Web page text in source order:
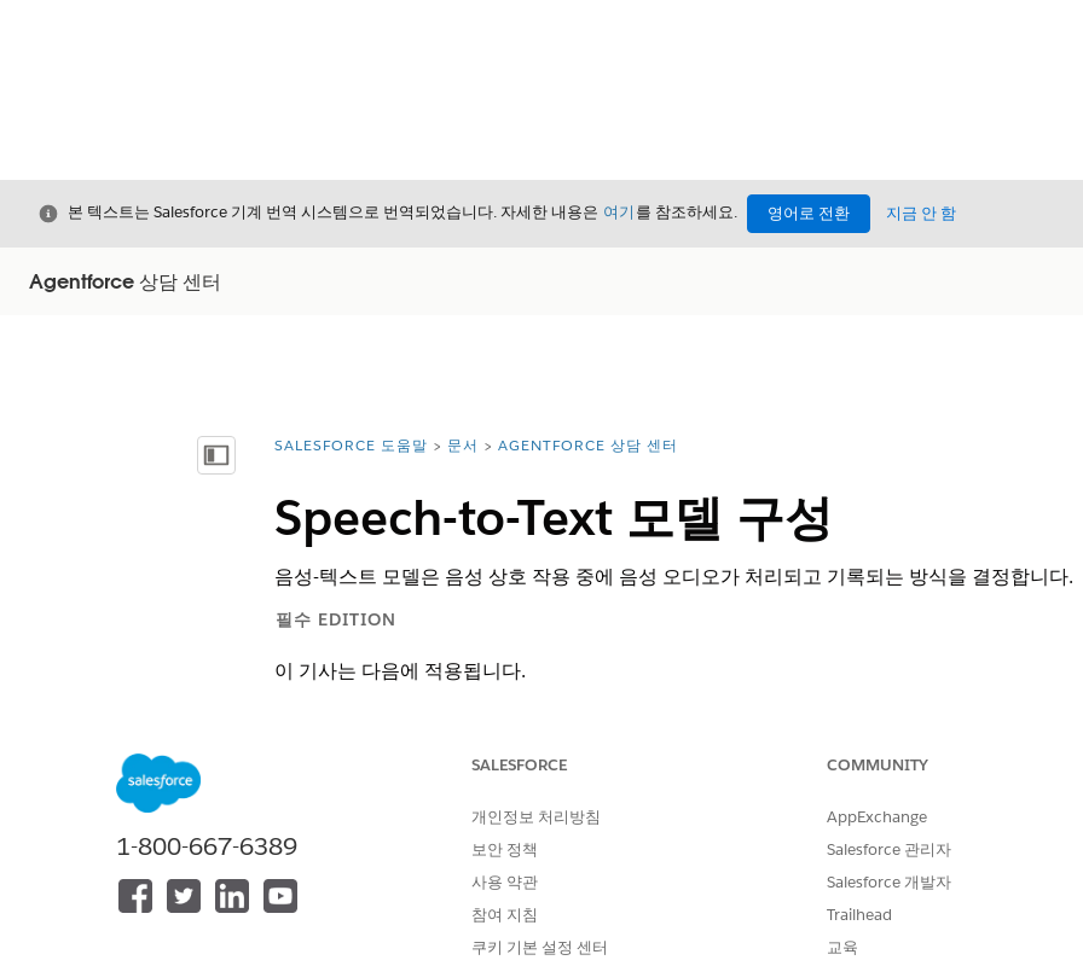
닫기본 텍스트는 Salesforce 기계 번역 시스템으로 번역되었습니다. 자세한 내용은 여기 를 참조하세요. 영어로 전환 지금 안 함
Agentforce 상담 센터
목차 표시 위치:
SALESFORCE 도움말 문서 AGENTFORCE 상담 센터
Speech-to-Text 모델 구성
음성-텍스트 모델은 음성 상호 작용 중에 음성 오디오가 처리되고 기록되는 방식을 결정합니다.
필수 EDITION
이 기사는 다음에 적용됩니다.
지원 제품: Salesforce Voice를 사용하는 Agentforce 상담 센터
Unlimited 및Developer
조직 수준에서 Speech-to-Text 모델을 구성합니다.
설정에서 빠른 찾기를 사용하여
으로 이동합니다.
목록에서 모델을 선택합니다.
낮은 대기 시간 음성 모델
1-800-667-6389
SALESFORCE
개인정보 처리방침
보안 정책
사용 약관
참여 지침
쿠키 기본 설정 센터
COMMUNITY
AppExchange
Salesforce 관리자
Salesforce 개발자
Trailhead
교육